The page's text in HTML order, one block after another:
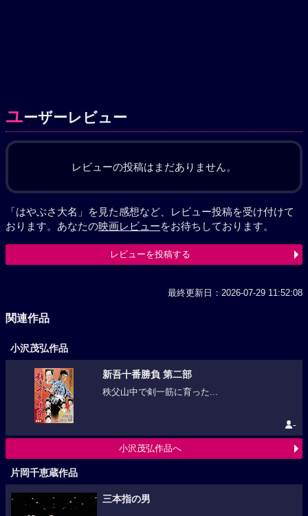
ユーザーレビュー
レビューの投稿はまだありません。
「はやぶさ大名」を見た感想など、レビュー投稿を受け付けて
おります。あなたの映画レビューをお待ちしております。
レビューを投稿する
最終更新日：2026-07-29 11:52:08
関連作品
小沢茂弘作品
新吾十番勝負 第二部
秩父山中で剣一筋に育った...
-
小沢茂弘作品へ
片岡千恵蔵作品
三本指の男